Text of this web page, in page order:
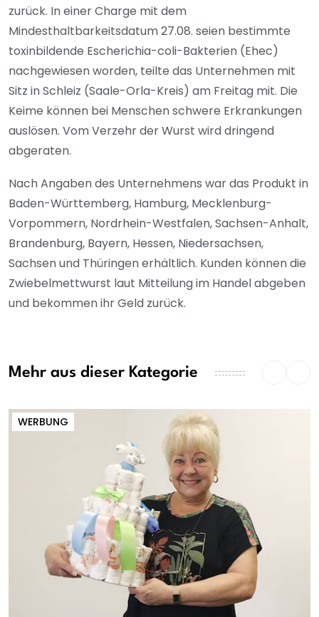
zurück. In einer Charge mit dem
Mindesthaltbarkeitsdatum 27.08. seien bestimmte
toxinbildende Escherichia-coli-Bakterien (Ehec)
nachgewiesen worden, teilte das Unternehmen mit
Sitz in Schleiz (Saale-Orla-Kreis) am Freitag mit. Die
Keime können bei Menschen schwere Erkrankungen
auslösen. Vom Verzehr der Wurst wird dringend
abgeraten.
Nach Angaben des Unternehmens war das Produkt in
Baden-Württemberg, Hamburg, Mecklenburg-
Vorpommern, Nordrhein-Westfalen, Sachsen-Anhalt,
Brandenburg, Bayern, Hessen, Niedersachsen,
Sachsen und Thüringen erhältlich. Kunden können die
Zwiebelmettwurst laut Mitteilung im Handel abgeben
und bekommen ihr Geld zurück.
Mehr aus dieser Kategorie
WERBUNG